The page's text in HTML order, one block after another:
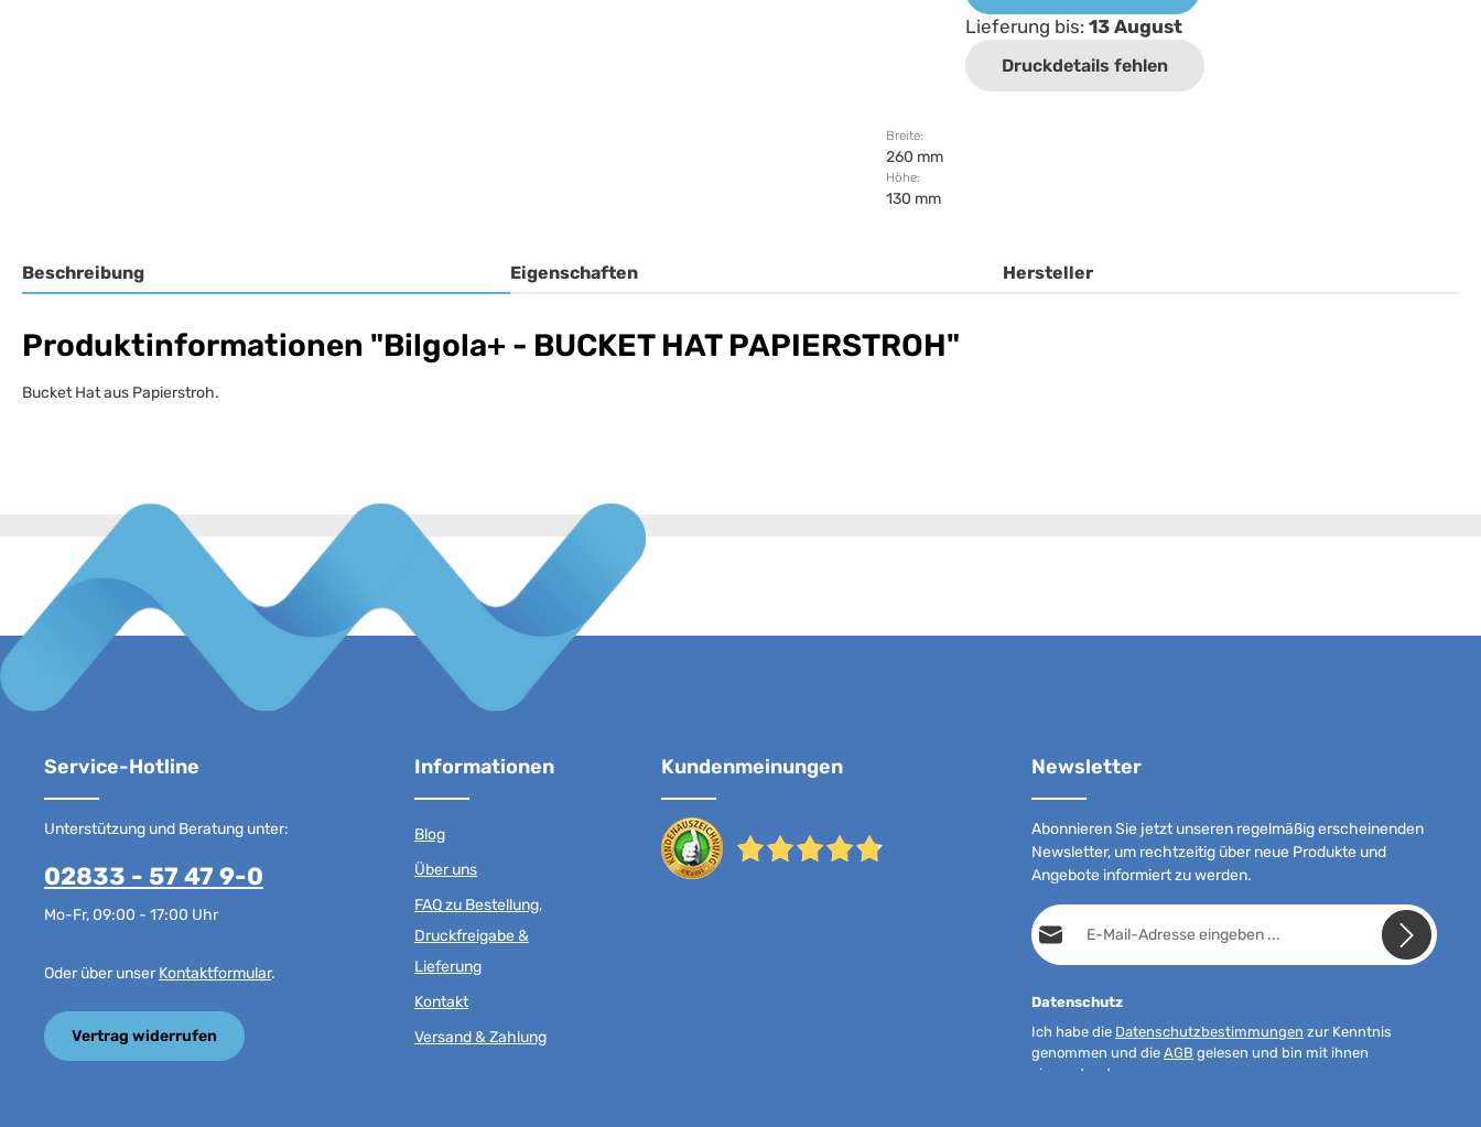
Lieferung bis: 13 August
Druckdetails fehlen
Breite:
260 mm
Höhe:
130 mm
Beschreibung Eigenschaften Hersteller
Produktinformationen "Bilgola+ - BUCKET HAT PAPIERSTROH"
Bucket Hat aus Papierstroh.
Service-Hotline
Unterstützung und Beratung unter:
02833 - 57 47 9-0
Mo-Fr, 09:00 - 17:00 Uhr
Oder über unserKontaktformular.
Vertrag widerrufen
Informationen
Blog
Über uns
FAQ zu Bestellung,
Druckfreigabe &
Lieferung
Kontakt
Versand & Zahlung
Kundenmeinungen Newsletter
Abonnieren Sie jetzt unseren regelmäßig erscheinenden
Newsletter, um rechtzeitig über neue Produkte und
Angebote informiert zu werden.
E-Mail-Adresse*
Datenschutz
Ich habe die Datenschutzbestimmungen zur Kenntnis
genommen und die AGB gelesen und bin mit ihnen
einverstanden.